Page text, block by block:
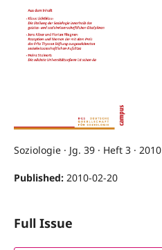
Soziologie · Jg. 39 · Heft 3 · 2010
Published: 2010-02-20
Full Issue